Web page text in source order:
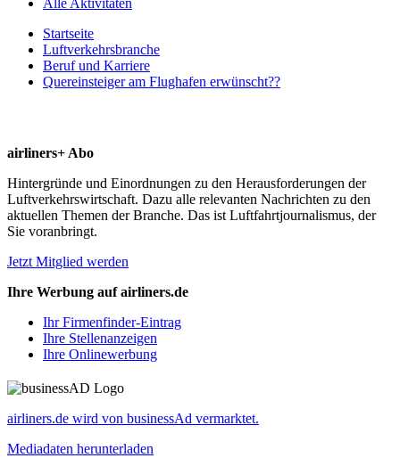
Startseite
Luftverkehrsbranche
Beruf und Karriere
Quereinsteiger am Flughafen erwünscht??
airliners+ Abo
Hintergründe und Einordnungen zu den Herausforderungen der
Luftverkehrswirtschaft. Dazu alle relevanten Nachrichten zu den
aktuellen Themen der Branche. Das ist Luftfahrtjournalismus, der
Sie voranbringt.
Jetzt Mitglied werden
Ihre Werbung auf airliners.de
Ihr Firmenfinder-Eintrag
Ihre Stellenanzeigen
Ihre Onlinewerbung
airliners.de wird von businessAd vermarktet.
Mediadaten herunterladen